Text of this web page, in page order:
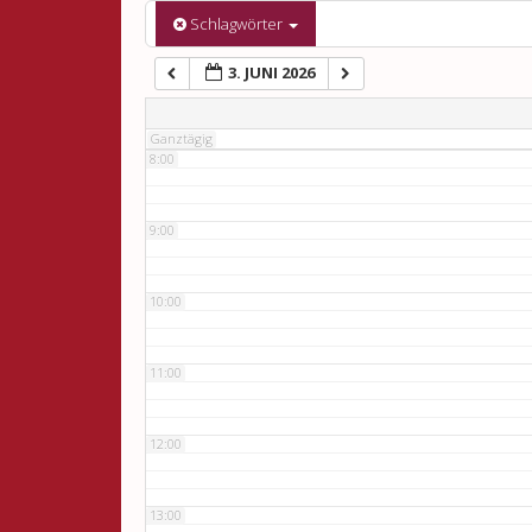
Schlagwörter
3. JUNI 2026
Ganztägig
6:00
7:00
8:00
9:00
10:00
11:00
12:00
13:00